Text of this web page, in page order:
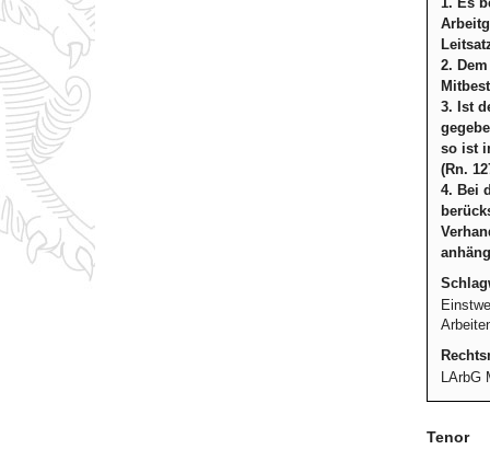
2.
3. Ist
so ist
(Rn.
4. Bei
LArbG
Tenor